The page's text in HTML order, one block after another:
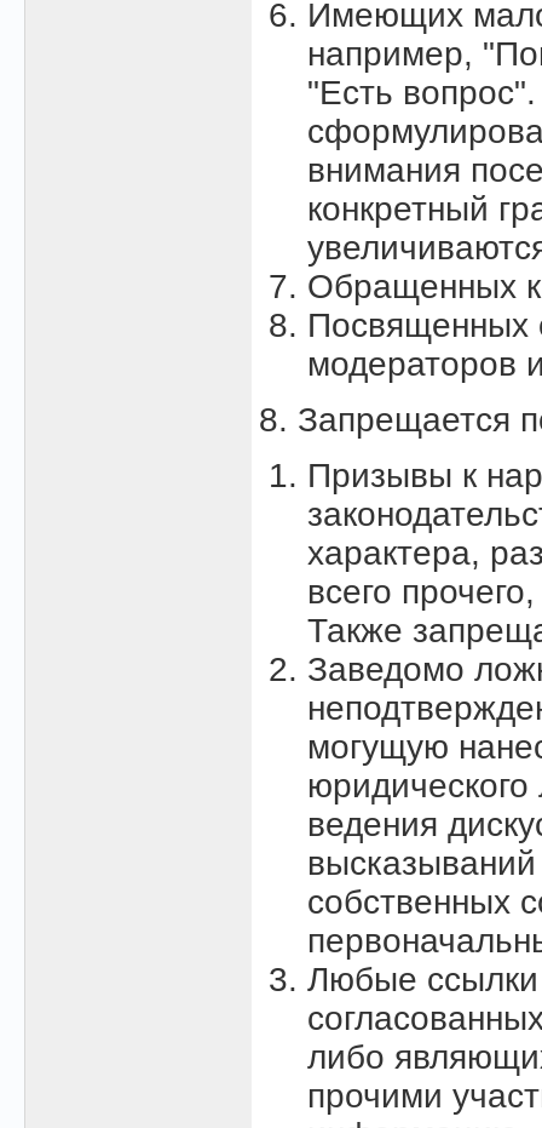
Имеющих
например,
"Есть
внимания
конкретный
Обращенных
Посвященных
модераторов
8. Запрещается
Пpизывы к
характера,
всего
Также
Заведомо
могущую
ведения
собственных
Любые ссылки
либо
прочими